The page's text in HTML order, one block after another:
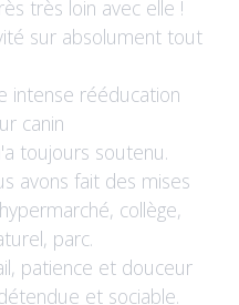
très loin avec elle !
sur absolument tout
intense rééducation
canin
toujours soutenu.
avons fait des mises
collège,
parc.
patience et douceur
et sociable.